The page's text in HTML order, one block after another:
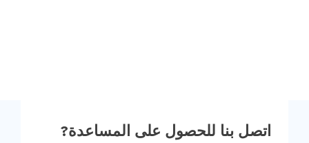
اتصل بنا للحصول على المساعدة?